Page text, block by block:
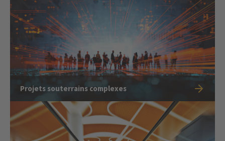
Projets souterrains complexes